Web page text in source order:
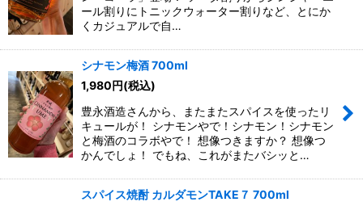
ール割りにトニックウォーター割りなど、とにか
くカジュアルで自…
シナモン梅酒 700ml
1,980円(税込)
豊永酒造さんから、またまたスパイスを使ったリ
キュールが！ シナモンやで！シナモン！シナモン
と梅酒のコラボやで！ 想像つきますか？ 想像つ
かんでしょ！ でもね、これがまたバシッと…
スパイス焼酎 カルダモンTAKE７ 700ml